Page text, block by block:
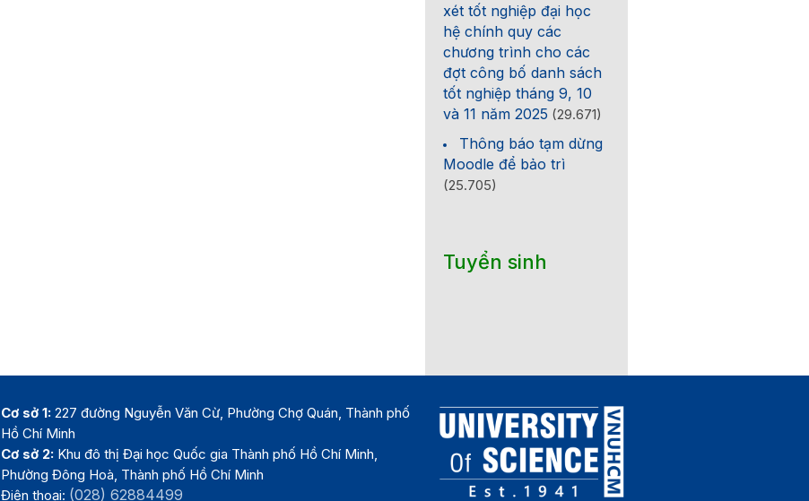
xét tốt nghiệp đại học
hệ chính quy các
chương trình cho các
đợt công bố danh sách
tốt nghiệp tháng 9, 10
và 11 năm 2025 (29.671)
Thông báo tạm dừng
Moodle để bảo trì
(25.705)
Tuyển sinh
Cơ sở 1: 227 đường Nguyễn Văn Cừ, Phường Chợ Quán, Thành phố
Hồ Chí Minh
Cơ sở 2: Khu đô thị Đại học Quốc gia Thành phố Hồ Chí Minh,
Phường Đông Hoà, Thành phố Hồ Chí Minh
Điện thoại: (028) 62884499